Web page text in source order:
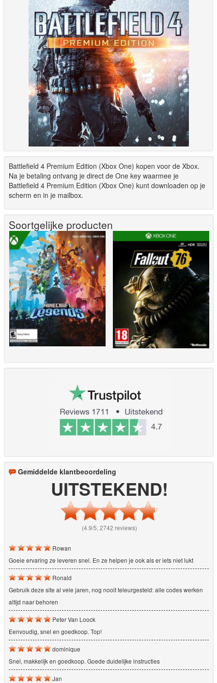
Battlefield 4 Premium Edition (Xbox One) kopen voor de Xbox.
Na je betaling ontvang je direct de One key waarmee je
Battlefield 4 Premium Edition (Xbox One) kunt downloaden op je
scherm en in je mailbox.
Soortgelijke producten
Gemiddelde klantbeoordeling
UITSTEKEND!
(4.9/5, 2742 reviews)
Rowan
Goeie ervaring ze leveren snel. En ze helpen je ook als er iets niet lukt
Ronald
Gebruik deze site al vele jaren, nog nooit teleurgesteld: alle codes werken
altijd naar behoren
Peter Van Loock
Eenvoudig, snel en goedkoop. Top!
dominique
Snel, makkelijk en goedkoop. Goede duidelijke instructies
Jan